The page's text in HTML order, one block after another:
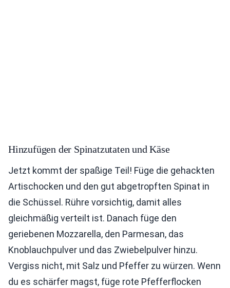
Hinzufügen der Spinatzutaten und Käse
Jetzt kommt der spaßige Teil! Füge die gehackten
Artischocken und den gut abgetropften Spinat in
die Schüssel. Rühre vorsichtig, damit alles
gleichmäßig verteilt ist. Danach füge den
geriebenen Mozzarella, den Parmesan, das
Knoblauchpulver und das Zwiebelpulver hinzu.
Vergiss nicht, mit Salz und Pfeffer zu würzen. Wenn
du es schärfer magst, füge rote Pfefferflocken